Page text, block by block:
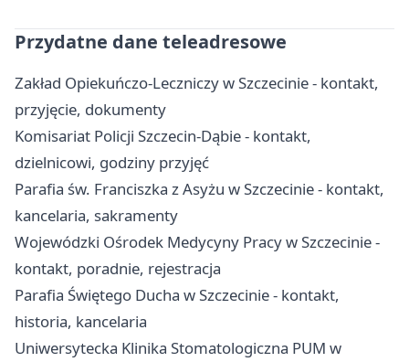
Przydatne dane teleadresowe
Zakład Opiekuńczo-Leczniczy w Szczecinie - kontakt,
przyjęcie, dokumenty
Komisariat Policji Szczecin-Dąbie - kontakt,
dzielnicowi, godziny przyjęć
Parafia św. Franciszka z Asyżu w Szczecinie - kontakt,
kancelaria, sakramenty
Wojewódzki Ośrodek Medycyny Pracy w Szczecinie -
kontakt, poradnie, rejestracja
Parafia Świętego Ducha w Szczecinie - kontakt,
historia, kancelaria
Uniwersytecka Klinika Stomatologiczna PUM w